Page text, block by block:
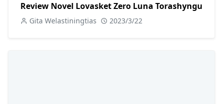
Review Novel Lovasket Zero Luna Torashyngu
Gita Welastiningtias 2023/3/22